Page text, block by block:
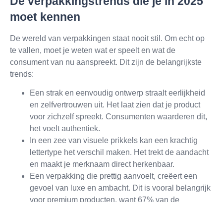
moet kennen
De wereld van verpakkingen staat nooit stil. Om echt op
te vallen, moet je weten wat er speelt en wat de
consument van nu aanspreekt. Dit zijn de belangrijkste
trends:
Een strak en eenvoudig ontwerp straalt eerlijkheid
en zelfvertrouwen uit. Het laat zien dat je product
voor zichzelf spreekt. Consumenten waarderen dit,
het voelt authentiek.
In een zee van visuele prikkels kan een krachtig
lettertype het verschil maken. Het trekt de aandacht
en maakt je merknaam direct herkenbaar.
Een verpakking die prettig aanvoelt, creëert een
gevoel van luxe en ambacht. Dit is vooral belangrijk
voor premium producten, want 67% van de